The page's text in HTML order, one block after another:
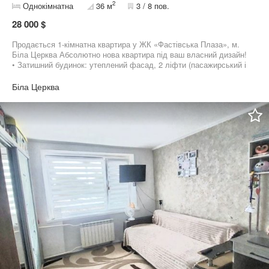
Однокімнатна 36 м2 3 / 8 пов.
28 000 $
Продається 1-кімнатна квартира у ЖК «Фастівська Плаза», м.
Біла Церква Абсолютно нова квартира під ваш власний дизайн!
• Затишний будинок: утеплений фасад, 2 ліфти (пасажирський і
локація: поруч магазини, кав’ярня, фітнес-клуб, садок 36 м2, всі
міські комунікації, автономне електричне опалення. Вигідний
варіант для життя та інвестицій!
Біла Церква